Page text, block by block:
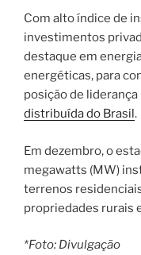
Com alto índice de
investimentos
destaque em
energéticas, para
posição de liderança
distribuída do Brasil.
Em dezembro, o
megawatts (MW)
terrenos
propriedades rurais
*Foto: Divulgação